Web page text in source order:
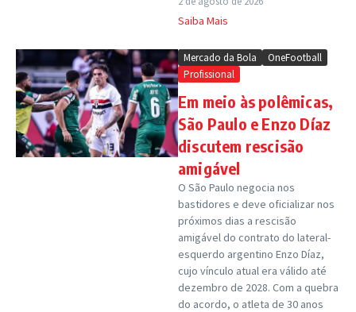
Saiba Mais
Mercado da Bola
OneFootball
Profissional
Em meio às polêmicas,
São Paulo e Enzo Díaz
discutem rescisão
amigável
O São Paulo negocia nos
bastidores e deve oficializar nos
próximos dias a rescisão
amigável do contrato do lateral-
esquerdo argentino Enzo Díaz,
cujo vínculo atual era válido até
dezembro de 2028. Com a quebra
do acordo, o atleta de 30 anos